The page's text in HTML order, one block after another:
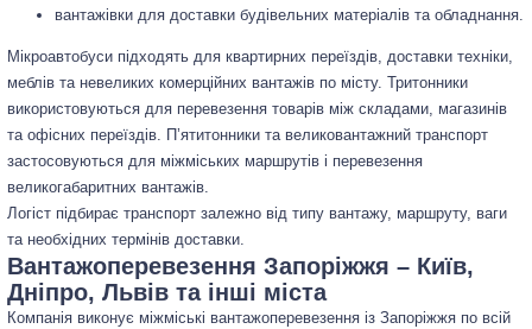
вантажівки для доставки будівельних матеріалів та обладнання.
Мікроавтобуси підходять для квартирних переїздів, доставки техніки,
меблів та невеликих комерційних вантажів по місту. Тритонники
використовуються для перевезення товарів між складами, магазинів
та офісних переїздів. П’ятитонники та великовантажний транспорт
застосовуються для міжміських маршрутів і перевезення
великогабаритних вантажів.
Логіст підбирає транспорт залежно від типу вантажу, маршруту, ваги
та необхідних термінів доставки.
Вантажоперевезення Запоріжжя – Київ,
Дніпро, Львів та інші міста
Компанія виконує міжміські вантажоперевезення із Запоріжжя по всій